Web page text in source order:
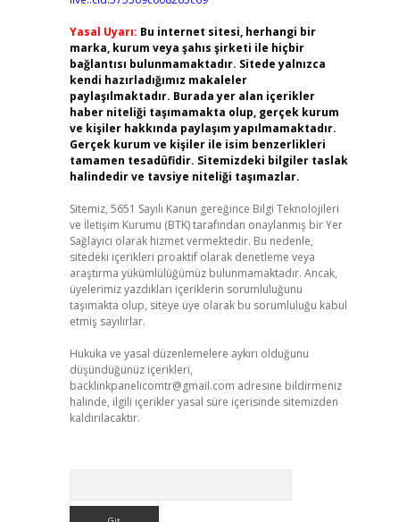
Yasal Uyarı: Bu internet sitesi, herhangi bir
marka, kurum veya şahıs şirketi ile hiçbir
bağlantısı bulunmamaktadır. Sitede yalnızca
kendi hazırladığımız makaleler
paylaşılmaktadır. Burada yer alan içerikler
haber niteliği taşımamakta olup, gerçek kurum
ve kişiler hakkında paylaşım yapılmamaktadır.
Gerçek kurum ve kişiler ile isim benzerlikleri
tamamen tesadüfidir. Sitemizdeki bilgiler taslak
halindedir ve tavsiye niteliği taşımazlar.
Sitemiz, 5651 Sayılı Kanun gereğince Bilgi Teknolojileri
ve İletişim Kurumu (BTK) tarafından onaylanmış bir Yer
Sağlayıcı olarak hizmet vermektedir. Bu nedenle,
sitedeki içerikleri proaktif olarak denetleme veya
araştırma yükümlülüğümüz bulunmamaktadır. Ancak,
üyelerimiz yazdıkları içeriklerin sorumluluğunu
taşımakta olup, siteye üye olarak bu sorumluluğu kabul
etmiş sayılırlar.
Hukuka ve yasal düzenlemelere aykırı olduğunu
düşündüğünüz içerikleri,
backlinkpanelicomtr@gmail.com adresine bildirmeniz
halinde, ilgili içerikler yasal süre içerisinde sitemizden
kaldırılacaktır.